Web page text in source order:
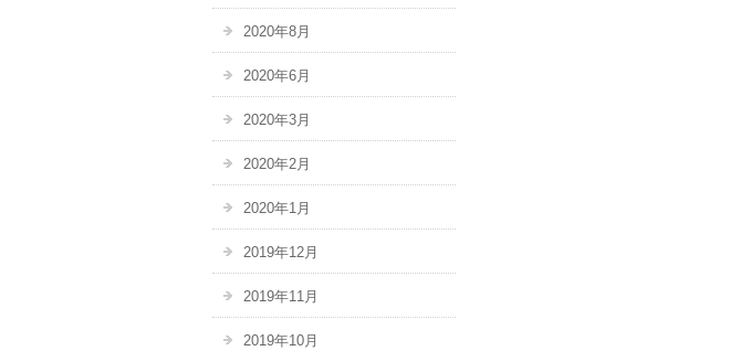
2020年8月
2020年6月
2020年3月
2020年2月
2020年1月
2019年12月
2019年11月
2019年10月